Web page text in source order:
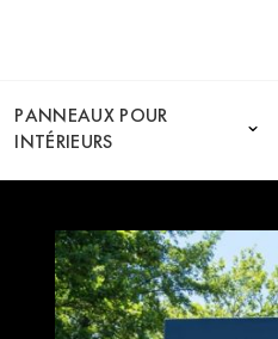
PANNEAUX POUR
INTÉRIEURS